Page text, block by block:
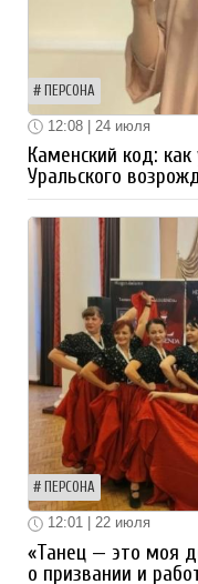
ПЕРСОНА
12:08 | 24 июля
Каменский код:
Уральского
ПЕРСОНА
12:01 | 22 июля
«Танец — это моя
о призвании и